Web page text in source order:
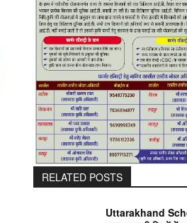
RELATED POSTS
Uttarakhand